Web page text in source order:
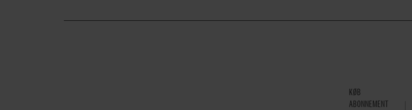
KØB
ABONNEMENT